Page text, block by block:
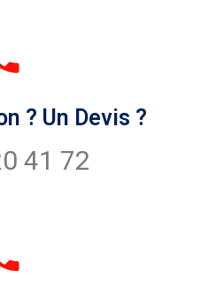
? Un Devis ?
41 72